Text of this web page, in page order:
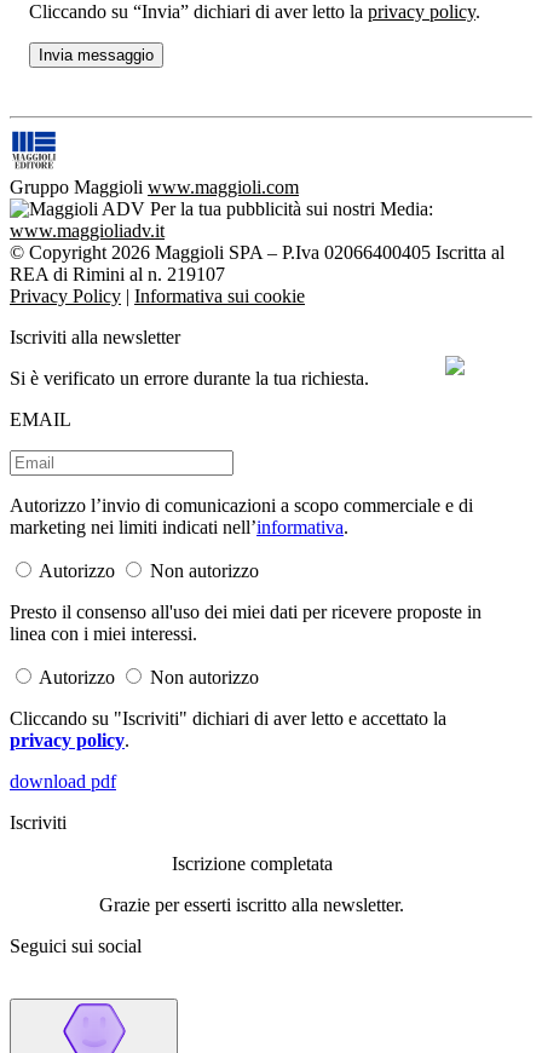
Cliccando su “Invia” dichiari di aver letto la privacy policy.
Gruppo Maggioli www.maggioli.com
Per la tua pubblicità sui nostri Media:
www.maggioliadv.it
© Copyright 2026 Maggioli SPA – P.Iva 02066400405 Iscritta al
REA di Rimini al n. 219107
Privacy Policy | Informativa sui cookie
Iscriviti alla newsletter
Si è verificato un errore durante la tua richiesta.
EMAIL
Autorizzo l’invio di comunicazioni a scopo commerciale e di
marketing nei limiti indicati nell’informativa.
Autorizzo
Non autorizzo
Presto il consenso all'uso dei miei dati per ricevere proposte in
linea con i miei interessi.
Autorizzo
Non autorizzo
Cliccando su "Iscriviti" dichiari di aver letto e accettato la
privacy policy.
download pdf
Iscriviti
Iscrizione completata
Grazie per esserti iscritto alla newsletter.
Seguici sui social